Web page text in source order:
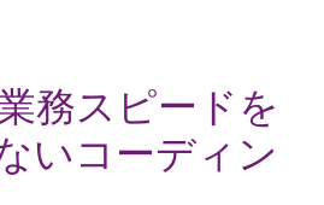
務スピードを
いコーディン
Group | 模
社の求める正確
性能ケーブルソ
ョン